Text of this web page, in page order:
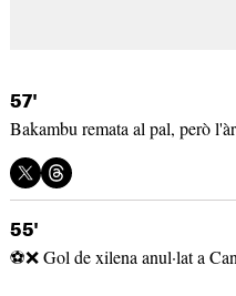
57'
Bakambu remata al pal, però
55'
⚽❌ Gol de xilena anul·lat a